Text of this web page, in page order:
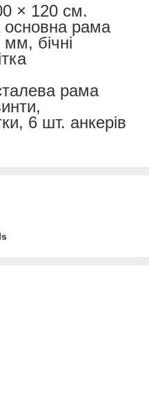
× 120 см.
рама
бічні
рама
6 шт. анкерів